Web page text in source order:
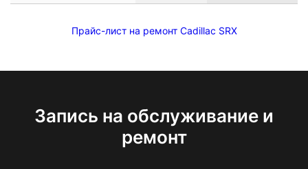
Прайс-лист на ремонт Cadillac SRX
Запись на обслуживание и
ремонт